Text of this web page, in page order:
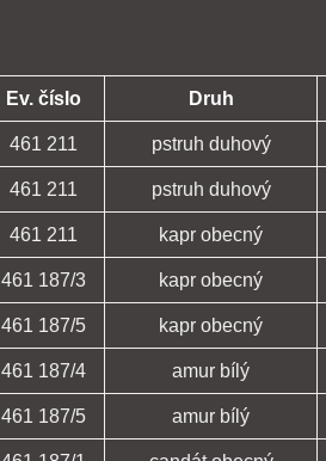
Ev. číslo Druh
461 211 pstruh duhový
461 211 pstruh duhový
461 211 kapr obecný
461 187/3 kapr obecný
461 187/5 kapr obecný
461 187/4 amur bílý
461 187/5 amur bílý